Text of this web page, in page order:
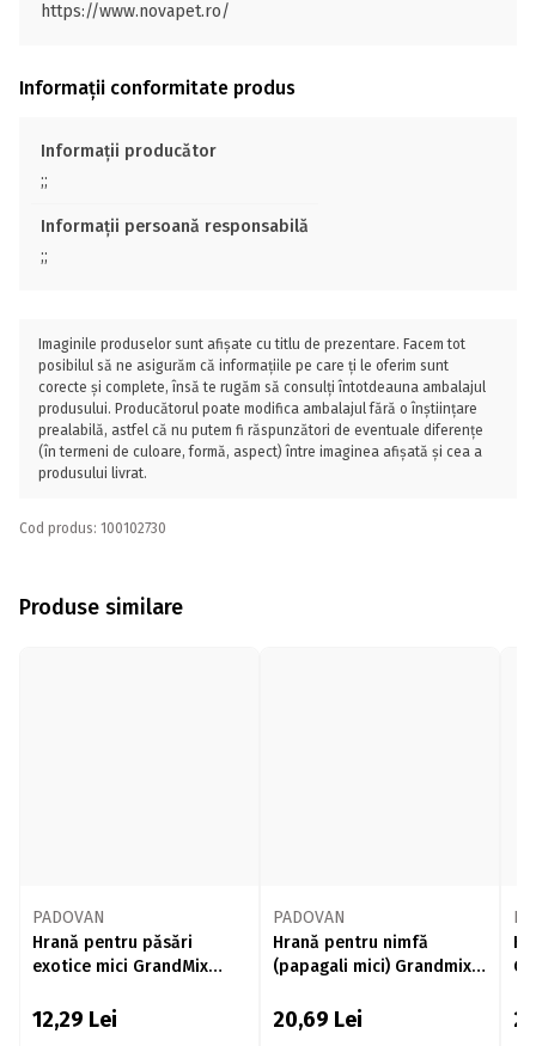
https://www.novapet.ro/
Informații conformitate produs
Informații producător
;;
Informații persoană responsabilă
;;
Imaginile produselor sunt afișate cu titlu de prezentare. Facem tot
posibilul să ne asigurăm că informațiile pe care ți le oferim sunt
corecte și complete, însă te rugăm să consulți întotdeauna ambalajul
produsului. Producătorul poate modifica ambalajul fără o înștiințare
prealabilă, astfel că nu putem fi răspunzători de eventuale diferențe
(în termeni de culoare, formă, aspect) între imaginea afișată și cea a
produsului livrat.
Cod produs: 100102730
Produse similare
PADOVAN
Hrană pentru păsări
exotice mici GrandMix
12,29 Lei
PADOVAN
Hrană pentru nimfă
(papagali mici) Grandmix
20,69 Lei